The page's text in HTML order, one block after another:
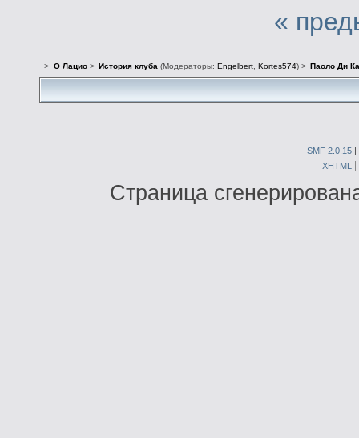
«
> О Лацио> История клуба(Модераторы: Engelbert, Kortes574) > Паоло Ди
SMF 2.0.15 |
XHTML
Страница